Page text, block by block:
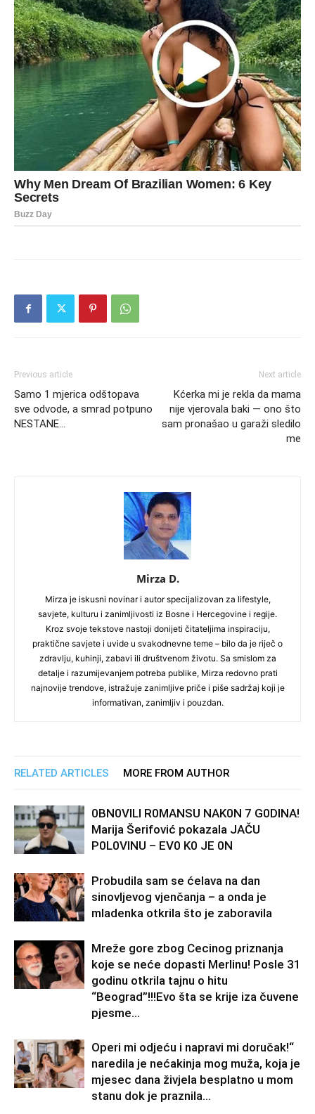
Previous article
Samo 1 mjerica odštopava
sve odvode, a smrad potpuno
NESTANE…
Next article
Kćerka mi je rekla da mama
nije vjerovala baki — ono što
sam pronašao u garaži sledilo
me
Mirza D.
Mirza je iskusni novinar i autor specijalizovan za lifestyle,
savjete, kulturu i zanimljivosti iz Bosne i Hercegovine i regije.
Kroz svoje tekstove nastoji donijeti čitateljima inspiraciju,
praktične savjete i uvide u svakodnevne teme – bilo da je riječ o
zdravlju, kuhinji, zabavi ili društvenom životu. Sa smislom za
detalje i razumijevanjem potreba publike, Mirza redovno prati
najnovije trendove, istražuje zanimljive priče i piše sadržaj koji je
informativan, zanimljiv i pouzdan.
RELATED ARTICLES MORE FROM AUTHOR
0BN0VlLl R0MANSU NAK0N 7 G0DlNA!
Marija Šerifović pokazala JAČU
P0L0VINU – EV0 K0 JE 0N
Probudila sam se ćelava na dan
sinovljevog vjenčanja – a onda je
mladenka otkrila što je zaboravila
Mreže gore zbog Cecinog priznanja
koje se neće dopasti Merlinu! Posle 31
godinu otkrila tajnu o hitu
“Beograd”!!!Evo šta se krije iza čuvene
pjesme...
Operi mi odjeću i napravi mi doručak!“
naredila je nećakinja mog muža, koja je
mjesec dana živjela besplatno u mom
stanu dok je praznila...